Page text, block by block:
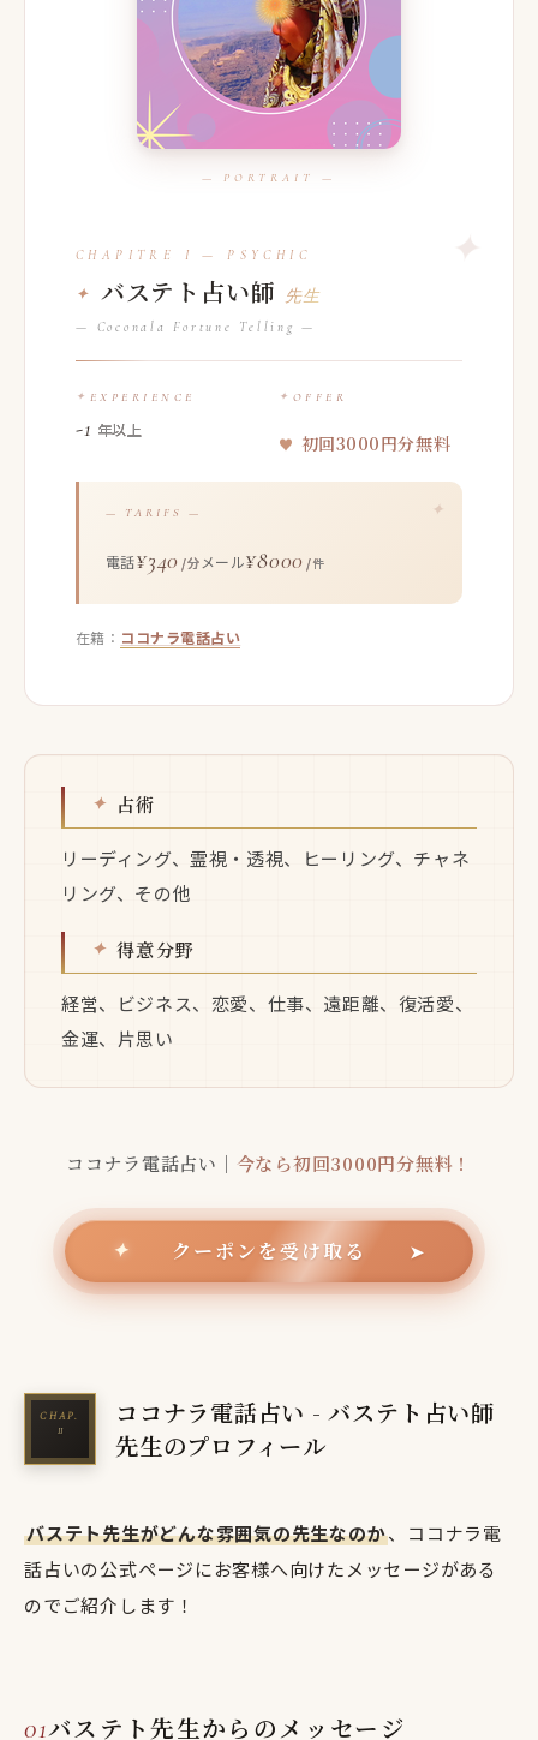
バステト占い師 先生
— Coconala Fortune Telling —
EXPERIENCE
-1 年以上
OFFER
初回3000円分無料
— TARIFS —
電話¥340 /分 メール¥8000 /件
在籍： ココナラ電話占い
占術
リーディング、霊視・透視、ヒーリング、チャネ
リング、その他
得意分野
経営、ビジネス、恋愛、仕事、遠距離、復活愛、
金運、片思い
ココナラ電話占い｜ 今なら初回3000円分無料！
✦ クーポンを受け取る ➤
ココナラ電話占い - バステト占い師
先生のプロフィール
バステト先生がどんな雰囲気の先生なのか、ココナラ電
話占いの公式ページにお客様へ向けたメッセージがある
のでご紹介します！
バステト先生からのメッセージ